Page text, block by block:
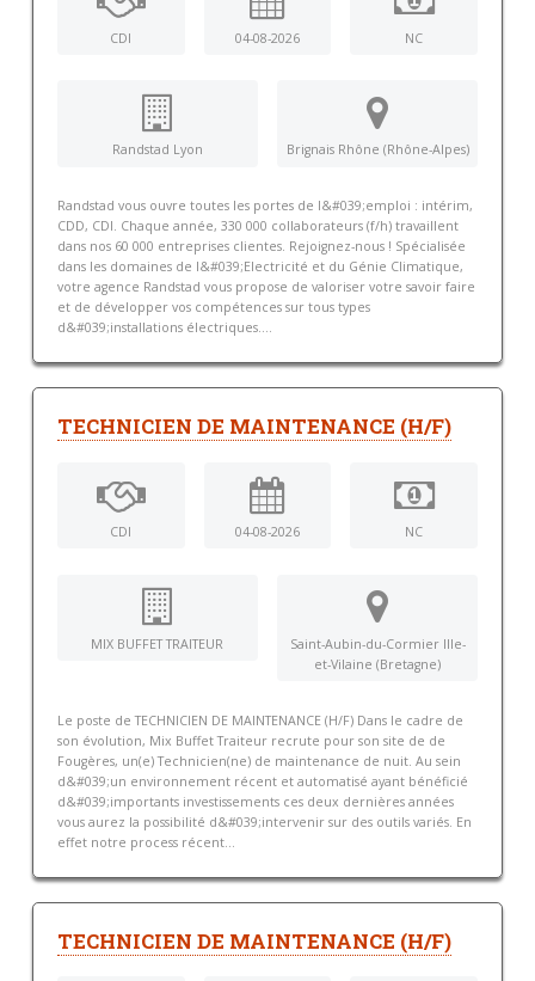
CDI 04-08-2026 NC
Randstad Lyon Brignais Rhône (Rhône-Alpes)
Randstad vous ouvre toutes les portes de l&#039;emploi : intérim,
CDD, CDI. Chaque année, 330 000 collaborateurs (f/h) travaillent
dans nos 60 000 entreprises clientes. Rejoignez-nous ! Spécialisée
dans les domaines de l&#039;Electricité et du Génie Climatique,
votre agence Randstad vous propose de valoriser votre savoir faire
et de développer vos compétences sur tous types
d&#039;installations électriques....
TECHNICIEN DE MAINTENANCE (H/F)
CDI 04-08-2026 NC
MIX BUFFET TRAITEUR
Saint-Aubin-du-Cormier Ille-
et-Vilaine (Bretagne)
Le poste de TECHNICIEN DE MAINTENANCE (H/F) Dans le cadre de
son évolution, Mix Buffet Traiteur recrute pour son site de de
Fougères, un(e) Technicien(ne) de maintenance de nuit. Au sein
d&#039;un environnement récent et automatisé ayant bénéficié
d&#039;importants investissements ces deux dernières années
vous aurez la possibilité d&#039;intervenir sur des outils variés. En
effet notre process récent...
TECHNICIEN DE MAINTENANCE (H/F)